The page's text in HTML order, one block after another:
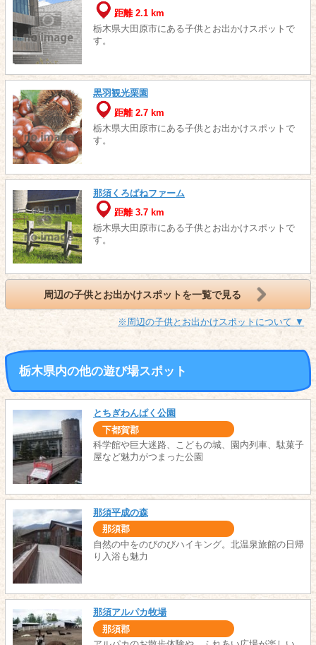
距離 2.1 km
栃木県大田原市にある子供とお出かけスポットで
す。
黒羽観光栗園
距離 2.7 km
栃木県大田原市にある子供とお出かけスポットで
す。
那須くろばねファーム
距離 3.7 km
栃木県大田原市にある子供とお出かけスポットで
す。
周辺の子供とお出かけスポットを一覧で見る
※周辺の子供とお出かけスポットについて ▼
栃木県内の他の遊び場スポット
とちぎわんぱく公園
下都賀郡
科学館や巨大迷路、こどもの城、園内列車、駄菓子
屋など魅力がつまった公園
那須平成の森
那須郡
自然の中をのびのびハイキング。北温泉旅館の日帰
り入浴も魅力
那須アルパカ牧場
那須郡